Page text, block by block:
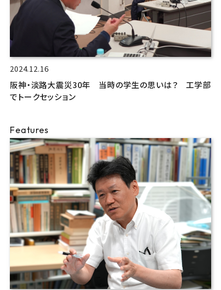
2024.12.16
阪神・淡路大震災30年 当時の学生の思いは？ 工学部
でトークセッション
Features